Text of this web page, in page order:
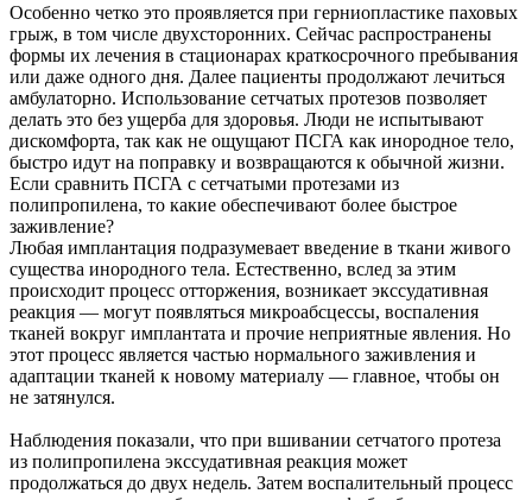
Особенно четко это проявляется при герниопластике паховых
грыж, в том числе двухсторонних. Сейчас распространены
формы их лечения в стационарах краткосрочного пребывания
или даже одного дня. Далее пациенты продолжают лечиться
амбулаторно. Использование сетчатых протезов позволяет
делать это без ущерба для здоровья. Люди не испытывают
дискомфорта, так как не ощущают ПСГА как инородное тело,
быстро идут на поправку и возвращаются к обычной жизни.
Если сравнить ПСГА с сетчатыми протезами из
полипропилена, то какие обеспечивают более быстрое
заживление?
Любая имплантация подразумевает введение в ткани живого
существа инородного тела. Естественно, вслед за этим
происходит процесс отторжения, возникает экссудативная
реакция — могут появляться микроабсцессы, воспаления
тканей вокруг имплантата и прочие неприятные явления. Но
этот процесс является частью нормального заживления и
адаптации тканей к новому материалу — главное, чтобы он
не затянулся.
Наблюдения показали, что при вшивании сетчатого протеза
из полипропилена экссудативная реакция может
продолжаться до двух недель. Затем воспалительный процесс